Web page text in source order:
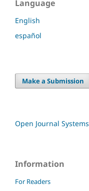
Language
English
español
Make a Submission
Open Journal Systems
Information
For Readers